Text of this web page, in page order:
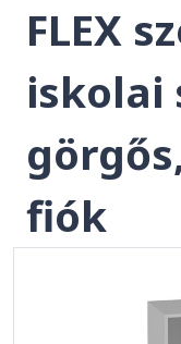
FLEX
iskolai
fiók